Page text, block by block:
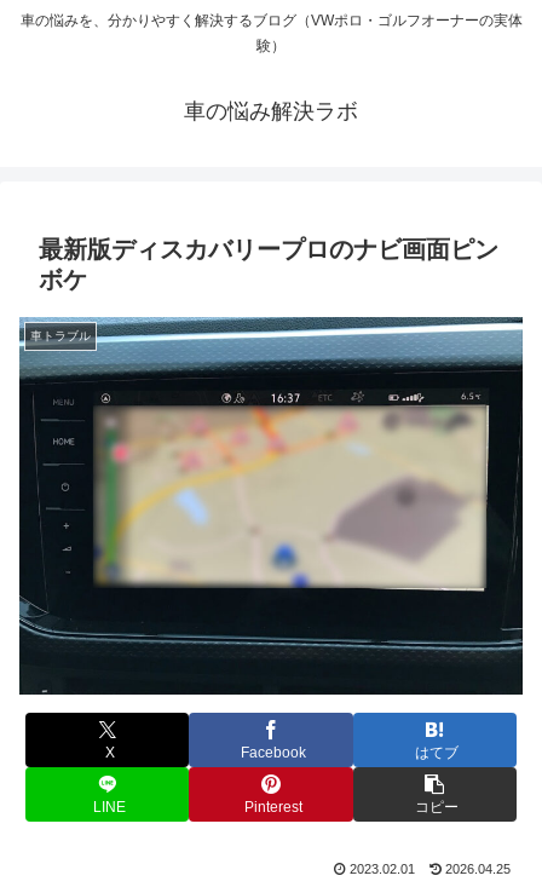
車の悩みを、分かりやすく解決するブログ（VWポロ・ゴルフオーナーの実体
験）
車の悩み解決ラボ
最新版ディスカバリープロのナビ画面ピン
ボケ
車トラブル
X Facebook はてブ
LINE Pinterest コピー
2023.02.01 2026.04.25